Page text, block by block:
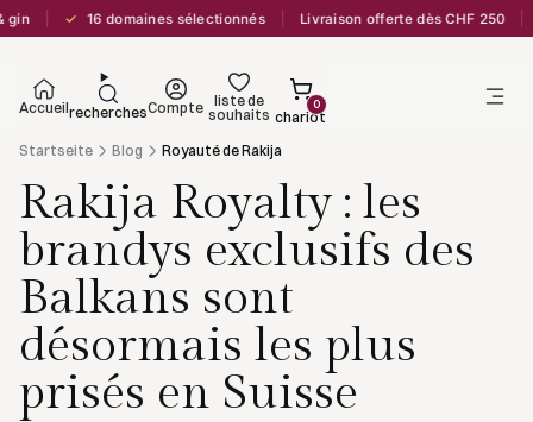
16 domaines sélectionnés Livraison offerte dès CHF 250
AccueilrecherchesCompte liste de
souhaits
0
chariot
Startseite
Blog Royauté de Rakija
Rakija Royalty : les
brandys exclusifs des
Balkans sont
désormais les plus
prisés en Suisse